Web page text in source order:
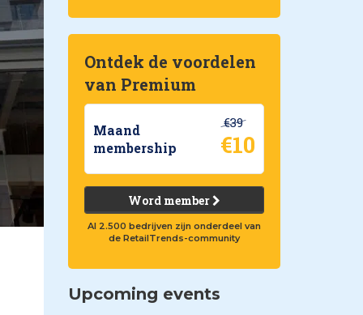
Ontdek de voordelen
van Premium
Maand
membership
€39
€10
Word member
Al 2.500 bedrijven zijn onderdeel van
de RetailTrends-community
Upcoming events